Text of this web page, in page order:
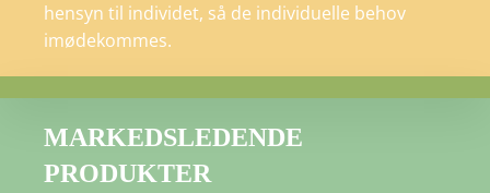
hensyn til individet, så de individuelle behov
imødekommes.
MARKEDSLEDENDE
PRODUKTER